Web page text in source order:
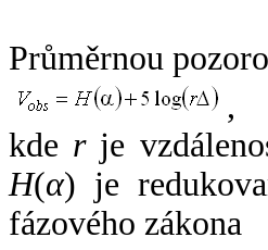
Průměrnou
,
kde rje
H(α) je
fázového zákona